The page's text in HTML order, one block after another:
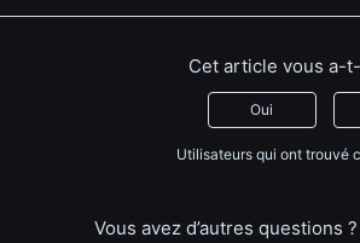
Cet article vous a-
Oui
Utilisateurs qui ont trouvé
Vous avez d’autres questions ?